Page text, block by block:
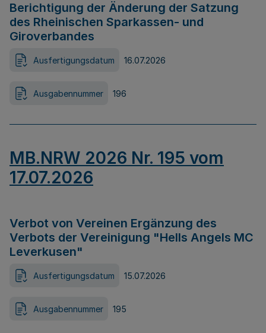
Berichtigung der Änderung der Satzung
des Rheinischen Sparkassen- und
Giroverbandes
Ausfertigungsdatum 16.07.2026
Ausgabennummer 196
MB.NRW 2026 Nr. 195 vom
17.07.2026
Verbot von Vereinen Ergänzung des
Verbots der Vereinigung "Hells Angels MC
Leverkusen"
Ausfertigungsdatum 15.07.2026
Ausgabennummer 195